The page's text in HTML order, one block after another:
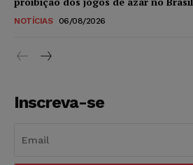
NOTÍCIAS 06/08/2026
Inscreva-se